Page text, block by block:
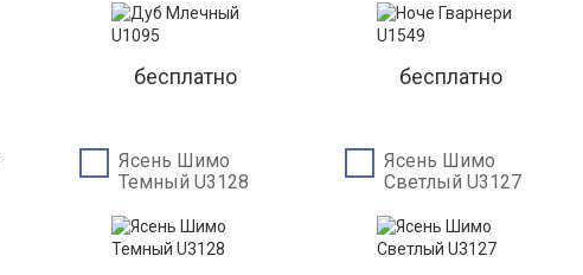
бесплатно бесплатно
Ясень Шимо
Темный U3128
Ясень Шимо
Светлый U3127